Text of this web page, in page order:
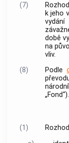
(7)
k jeho
době
na
vliv.
(8)
Podle
„Fond“).
(1)